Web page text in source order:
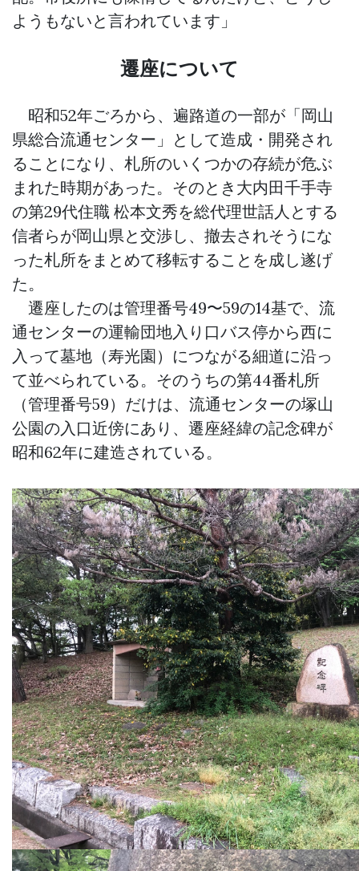
ようもないと言われています」
遷座について
昭和52年ごろから、遍路道の一部が「岡山
県総合流通センター」として造成・開発され
ることになり、札所のいくつかの存続が危ぶ
まれた時期があった。そのとき大内田千手寺
の第29代住職 松本文秀を総代理世話人とする
信者らが岡山県と交渉し、撤去されそうにな
った札所をまとめて移転することを成し遂げ
た。
遷座したのは管理番号49〜59の14基で、流
通センターの運輸団地入り口バス停から西に
入って墓地（寿光園）につながる細道に沿っ
て並べられている。そのうちの第44番札所
（管理番号59）だけは、流通センターの塚山
公園の入口近傍にあり、遷座経緯の記念碑が
昭和62年に建造されている。